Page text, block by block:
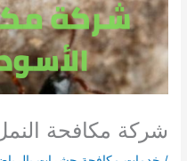
شركة مكافحة